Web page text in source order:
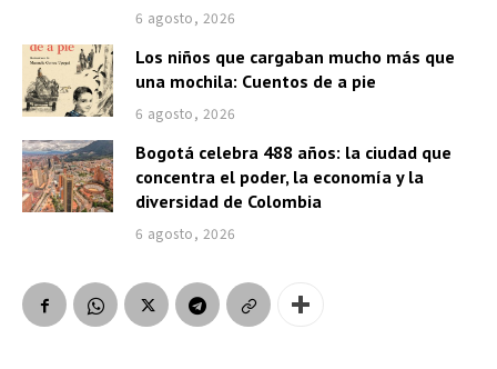
d
o
6 agosto, 2026
Los niños que cargaban mucho más que
una mochila: Cuentos de a pie
6 agosto, 2026
Bogotá celebra 488 años: la ciudad que
concentra el poder, la economía y la
diversidad de Colombia
6 agosto, 2026